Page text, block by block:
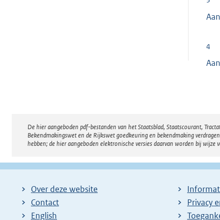
l
i
k
r
e
l
4
Disclaimer
De hier aangeboden pdf-bestanden van het Staatsblad, Staatscourant,
Bekendmakingswet en de Rijkswet goedkeuring en bekendmaking
hebben; de hier aangeboden elektronische versies daarvan worden bij wijze
Over deze website
Contact
English
Privacy